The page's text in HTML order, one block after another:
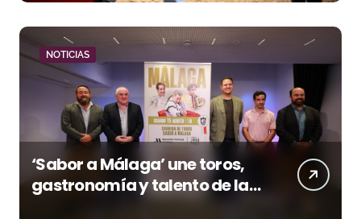
NOTICIAS
‘Sabor a Málaga’ une toros,
gastronomía y talento de la
tierra en La Malagueta